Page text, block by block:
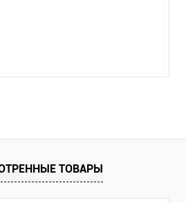
ТОВАРЫ